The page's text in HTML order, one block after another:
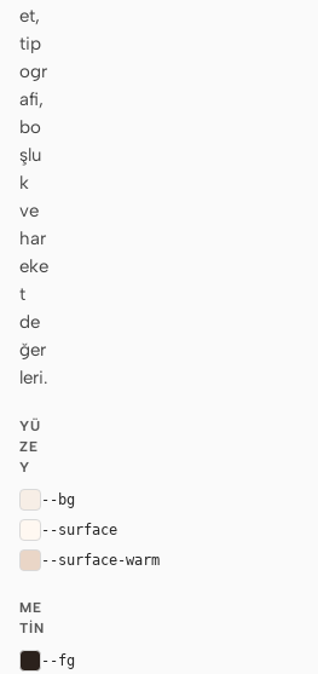
et,
tip
ogr
afi,
bo
şlu
k
ve
har
eke
t
de
ğer
leri.
YÜ
ZE
Y
--bg
--surface
--surface-warm
ME
TIN
--fg